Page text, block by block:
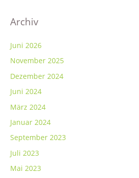
Archiv
Juni 2026
November 2025
Dezember 2024
Juni 2024
März 2024
Januar 2024
September 2023
Juli 2023
Mai 2023